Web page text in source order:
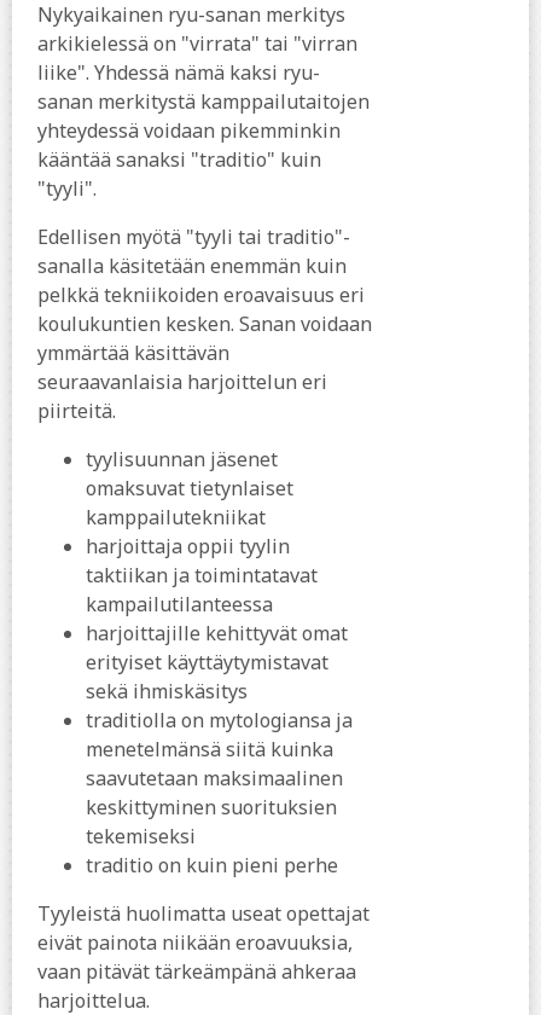
Nykyaikainen ryu-sanan merkitys
arkikielessä on "virrata" tai "virran
liike". Yhdessä nämä kaksi ryu-
sanan merkitystä kamppailutaitojen
yhteydessä voidaan pikemminkin
kääntää sanaksi "traditio" kuin
"tyyli".
Edellisen myötä "tyyli tai traditio"-
sanalla käsitetään enemmän kuin
pelkkä tekniikoiden eroavaisuus eri
koulukuntien kesken. Sanan voidaan
ymmärtää käsittävän
seuraavanlaisia harjoittelun eri
piirteitä.
tyylisuunnan jäsenet
omaksuvat tietynlaiset
kamppailutekniikat
harjoittaja oppii tyylin
taktiikan ja toimintatavat
kampailutilanteessa
harjoittajille kehittyvät omat
erityiset käyttäytymistavat
sekä ihmiskäsitys
traditiolla on mytologiansa ja
menetelmänsä siitä kuinka
saavutetaan maksimaalinen
keskittyminen suorituksien
tekemiseksi
traditio on kuin pieni perhe
Tyyleistä huolimatta useat opettajat
eivät painota niikään eroavuuksia,
vaan pitävät tärkeämpänä ahkeraa
harjoittelua.